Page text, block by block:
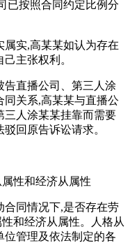
已按照合同约定比例分
实,高某某如认为存在
主张权利。
告直播公司、第三人涂
同关系,高某某与直播公
三人涂某某挂靠而需要
回原告诉讼请求。
性和经济从属性
合同情况下,是否存在劳
和经济从属性。人格从
位管理及依法制定的各